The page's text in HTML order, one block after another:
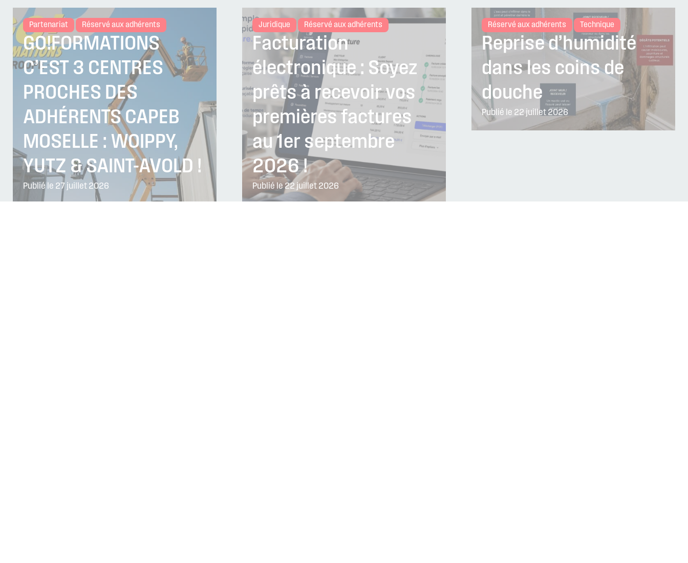
Partenariat Réservé aux adhérents
GO!FORMATIONS
C’EST 3 CENTRES
PROCHES DES
ADHÉRENTS CAPEB
MOSELLE : WOIPPY,
YUTZ & SAINT-AVOLD !
Publié le 27 juillet 2026
Juridique Réservé aux adhérents
Facturation
électronique : Soyez
prêts à recevoir vos
premières factures
au 1er septembre
2026 !
Publié le 22 juillet 2026
Réservé aux adhérents Technique
Reprise d’humidité
dans les coins de
douche
Publié le 22 juillet 2026